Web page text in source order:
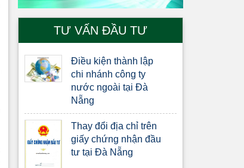
TƯ VẤN ĐẦU TƯ
Điều kiện thành lập
chi nhánh công ty
nước ngoài tại Đà
Nẵng
Thay đổi địa chỉ trên
giấy chứng nhận đầu
tư tại Đà Nẵng